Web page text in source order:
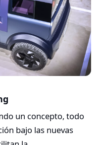
un concepto, todo
bajo las nuevas